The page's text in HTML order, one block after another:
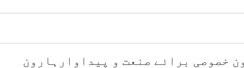
خصوصی برائے صنعت و پیداوارہارون